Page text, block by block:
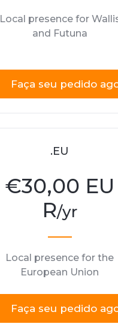
Local presence for
and Futuna
Faça seu pedido
.EU
€30,00 EU
R/yr
Local presence for the
European Union
Faça seu pedido